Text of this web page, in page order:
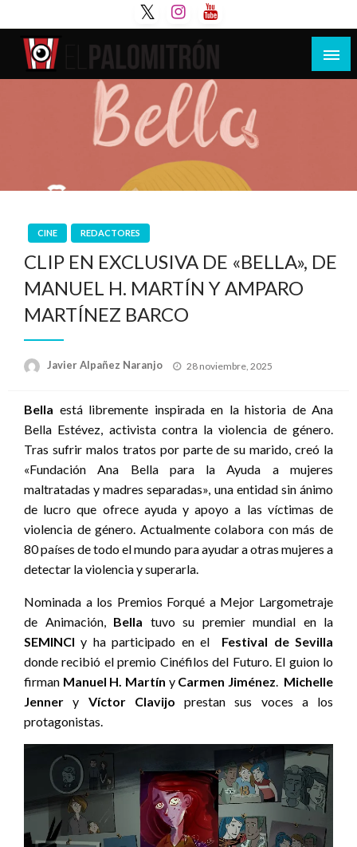
al
contenido
El Palomitrón
Tu espacio de la industria de cine española y
latinoamericana
CINE REDACTORES
CLIP EN EXCLUSIVA DE «BELLA», DE
MANUEL H. MARTÍN Y AMPARO
MARTÍNEZ BARCO
Javier Alpañez Naranjo
Publicado
28 noviembre, 2025
Bella está libremente inspirada en la historia de Ana
Bella Estévez, activista contra la violencia de género.
Tras sufrir malos tratos por parte de su marido, creó la
«Fundación Ana Bella para la Ayuda a mujeres
maltratadas y madres separadas», una entidad sin ánimo
de lucro que ofrece ayuda y apoyo a las víctimas de
violencia de género. Actualmente colabora con más de
80 países de todo el mundo para ayudar a otras mujeres a
detectar la violencia y superarla.
Nominada a los Premios Forqué a Mejor Largometraje
de Animación, Bella tuvo su premier mundial en la
SEMINCI y ha participado en el Festival de Sevilla
donde recibió el premio Cinéfilos del Futuro. El guion lo
firman Manuel H. Martín y Carmen Jiménez. Michelle
Jenner y Víctor Clavijo prestan sus voces a los
protagonistas.